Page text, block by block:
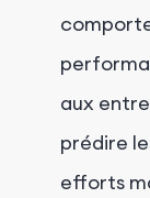
aux
prédire
efforts